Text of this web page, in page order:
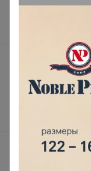
Подарочные
Реклама на сайте
support@24-ok.ru